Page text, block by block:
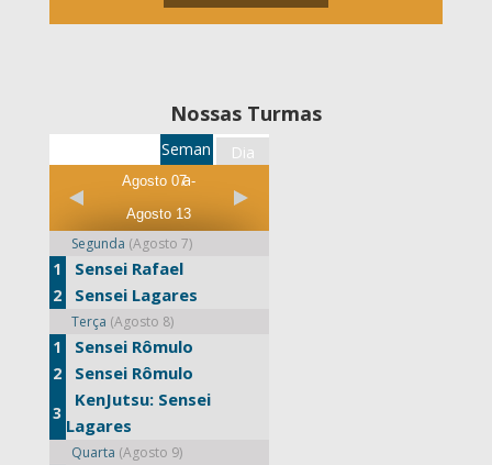
Nossas Turmas
Dia
Seman
a
Agosto 07 -
Agosto 13
Segunda (Agosto 7)
1 Sensei Rafael
2 Sensei Lagares
Terça (Agosto 8)
1 Sensei Rômulo
2 Sensei Rômulo
3
KenJutsu: Sensei
Lagares
Quarta (Agosto 9)